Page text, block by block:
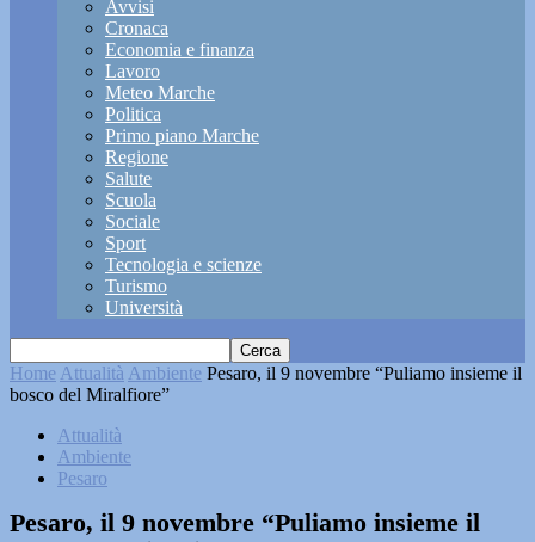
Avvisi
Cronaca
Economia e finanza
Lavoro
Meteo Marche
Politica
Primo piano Marche
Regione
Salute
Scuola
Sociale
Sport
Tecnologia e scienze
Turismo
Università
Home Attualità Ambiente Pesaro, il 9 novembre “Puliamo insieme il
bosco del Miralfiore”
Attualità
Ambiente
Pesaro
Pesaro, il 9 novembre “Puliamo insieme il